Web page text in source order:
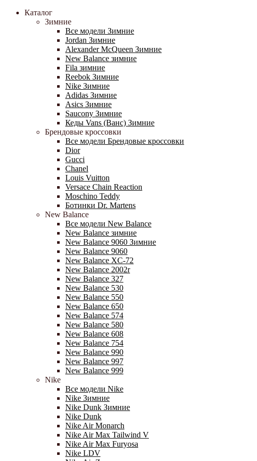
Каталог
Зимние
Все модели Зимние
Jordan Зимние
Alexander McQueen Зимние
New Balance зимние
Fila зимние
Reebok Зимние
Nike Зимние
Adidas Зимние
Asics Зимние
Saucony Зимние
Кеды Vans (Ванс) Зимние
Брендовые кроссовки
Все модели Брендовые кроссовки
Dior
Gucci
Chanel
Louis Vuitton
Versace Chain Reaction
Moschino Teddy
Ботинки Dr. Martens
New Balance
Все модели New Balance
New Balance зимние
New Balance 9060 Зимние
New Balance 9060
New Balance XC-72
New Balance 2002r
New Balance 327
New Balance 530
New Balance 550
New Balance 650
New Balance 574
New Balance 580
New Balance 608
New Balance 754
New Balance 990
New Balance 997
New Balance 999
Nike
Все модели Nike
Nike Зимние
Nike Dunk Зимние
Nike Dunk
Nike Air Monarch
Nike Air Max Tailwind V
Nike Air Max Furyosa
Nike LDV